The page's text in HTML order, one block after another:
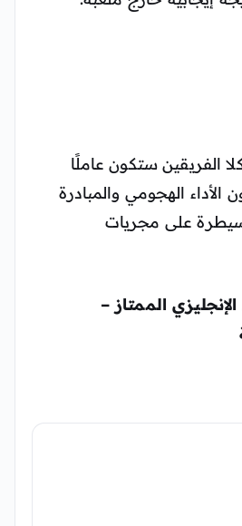
الفريقين ستكون عاملًا
الهجومي والمبادرة
على مجريات
الممتاز –